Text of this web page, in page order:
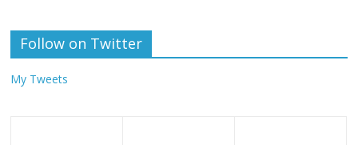
Follow on Twitter
My Tweets